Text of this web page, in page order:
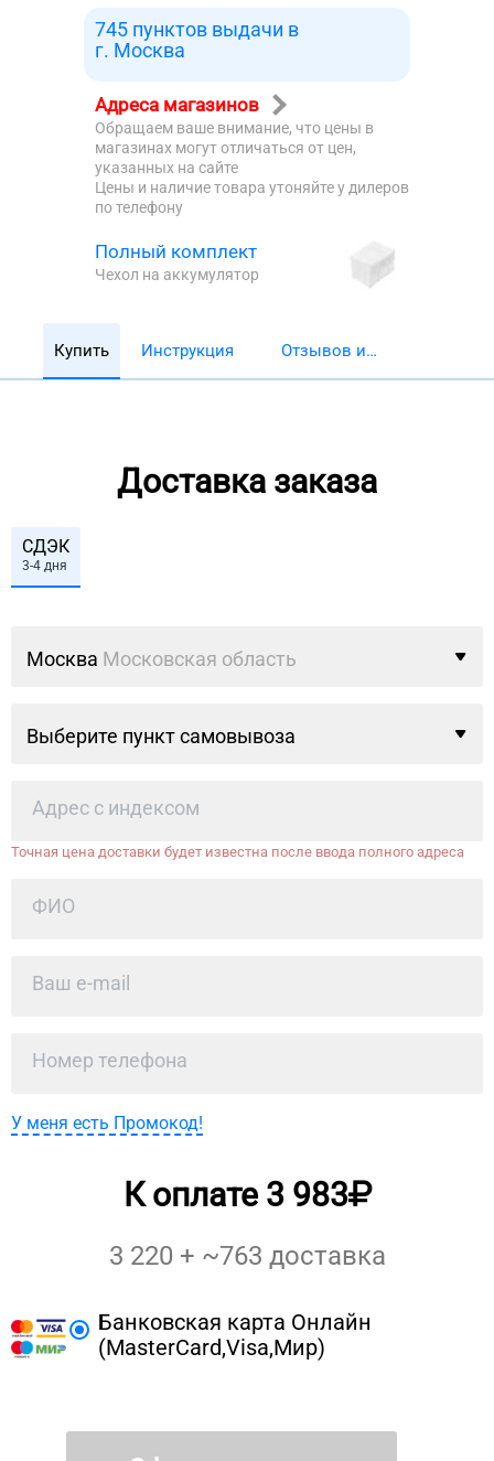
745 пунктов выдачи в
г. Москва
Адреса магазинов
Обращаем ваше внимание, что цены в
магазинах могут отличаться от цен,
указанных на сайте
Цены и наличие товара утоняйте у дилеров
по телефону
Полный комплект
Чехол на аккумулятор
Купить Инструкция
Отзывов и
Доставка заказа
СДЭК
3-4 дня
Москва Московская область
Выберите пункт самовывоза
Точная цена доставки будет известна после ввода полного адреса
У меня есть Промокод!
К оплате 3 983
3 220 + ~763 доставка
Банковская карта Онлайн
(MasterCard,Visa,Мир)